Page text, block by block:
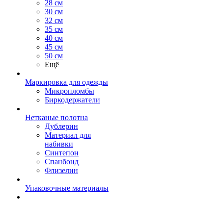
28 см
30 см
32 см
35 см
40 см
45 см
50 см
Ещё
Маркировка для одежды
Микропломбы
Биркодержатели
Нетканые полотна
Дублерин
Материал для
набивки
Синтепон
Спанбонд
Флизелин
Упаковочные материалы